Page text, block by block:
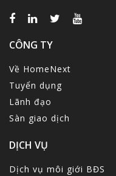
CÔNG TY
Về HomeNext
Tuyển dụng
Lãnh đạo
Sàn giao dịch
DỊCH VỤ
Dịch vụ môi giới BĐS